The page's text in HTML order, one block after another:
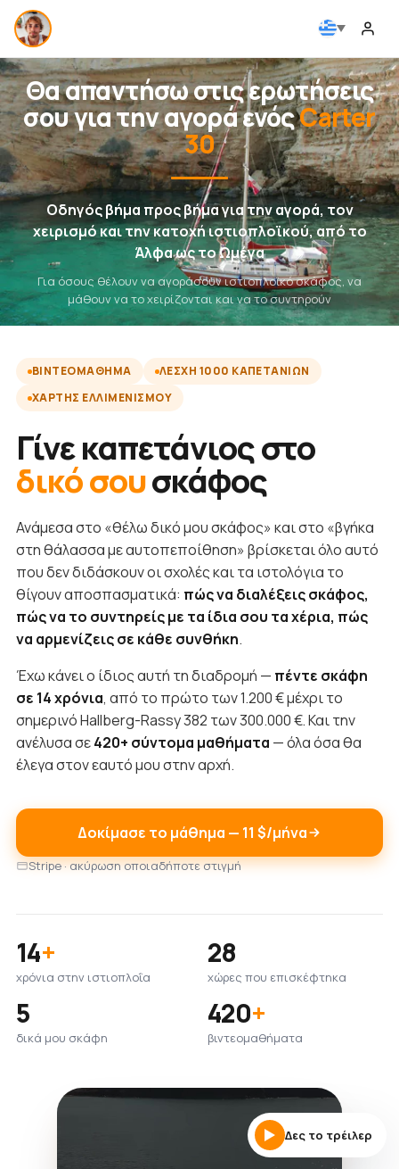
Θα απαντήσω στις ερωτήσεις
σου για την αγορά ενόςCarter
30
Οδηγός βήμα προς βήμα για την αγορά, τον
χειρισμό και την κατοχή ιστιοπλοϊκού, από το
Άλφα ως το Ωμέγα
Για όσους θέλουν να αγοράσουν ιστιοπλοϊκό σκάφος, να
μάθουν να το χειρίζονται και να το συντηρούν
ΒΙΝΤΕΟΜΆΘΗΜΑ
ΛΈΣΧΗ 1000 ΚΑΠΕΤΆΝΙΩΝ
ΧΆΡΤΗΣ ΕΛΛΙΜΕΝΙΣΜΟΎ
Γίνε καπετάνιος στο
δικό σουσκάφος
Ανάμεσα στο «θέλω δικό μου σκάφος» και στο «βγήκα
στη θάλασσα με αυτοπεποίθηση» βρίσκεται όλο αυτό
που δεν διδάσκουν οι σχολές και τα ιστολόγια το
θίγουν αποσπασματικά: πώς να διαλέξεις σκάφος,
πώς να το συντηρείς με τα ίδια σου τα χέρια, πώς
να αρμενίζεις σε κάθε συνθήκη.
Έχω κάνει ο ίδιος αυτή τη διαδρομή — πέντε σκάφη
σε 14 χρόνια, από το πρώτο των 1.200 € μέχρι το
σημερινό Hallberg-Rassy 382 των 300.000 €. Και την
ανέλυσα σε420+ σύντομα μαθήματα — όλα όσα θα
έλεγα στον εαυτό μου στην αρχή.
Δοκίμασε το μάθημα — 11 $/μήνα
Stripe · ακύρωση οποιαδήποτε στιγμή
14+
χρόνια στην ιστιοπλοΐα
28
χώρες που επισκέφτηκα
5
δικά μου σκάφη
420+
βιντεομαθήματα
Δες το τρέιλερ